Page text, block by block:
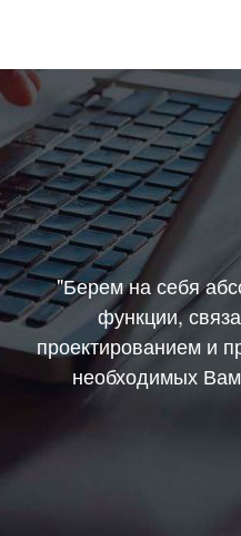
"Берем на себя
функции,
проектированием и
необходимых